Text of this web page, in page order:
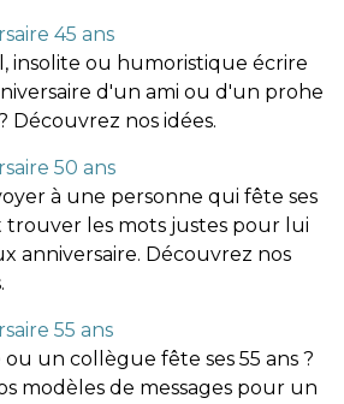
45 ans
insolite ou humoristique écrire
d'un ami ou d'un prohe
Découvrez nos idées.
50 ans
à une personne qui fête ses
trouver les mots justes pour lui
anniversaire. Découvrez nos
55 ans
un collègue fête ses 55 ans ?
modèles de messages pour un